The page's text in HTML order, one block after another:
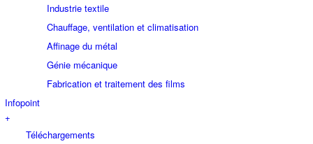
Industrie textile
Chauffage, ventilation et climatisation
Affinage du métal
Génie mécanique
Fabrication et traitement des films
Infopoint
+
Téléchargements